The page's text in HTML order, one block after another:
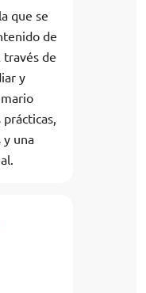
que se
de
través de
y
y una